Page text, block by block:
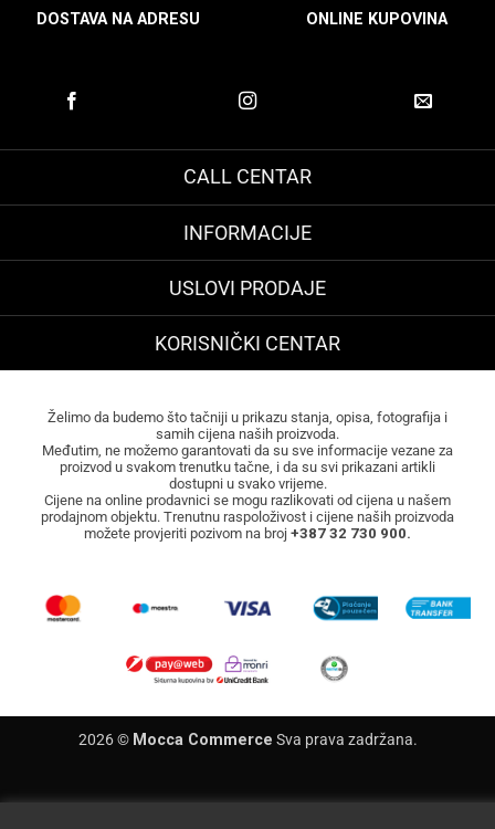
DOSTAVA NA ADRESU ONLINE KUPOVINA
CALL CENTAR
INFORMACIJE
USLOVI PRODAJE
KORISNIČKI CENTAR
Želimo da budemo što tačniji u prikazu stanja, opisa, fotografija i
samih cijena naših proizvoda.
Međutim, ne možemo garantovati da su sve informacije vezane za
proizvod u svakom trenutku tačne, i da su svi prikazani artikli
dostupni u svako vrijeme.
Cijene na online prodavnici se mogu razlikovati od cijena u našem
prodajnom objektu. Trenutnu raspoloživost i cijene naših proizvoda
možete provjeriti pozivom na broj +387 32 730 900.
2026 © Mocca Commerce Sva prava zadržana.